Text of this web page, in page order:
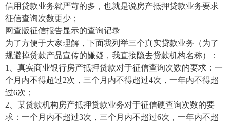
信用贷款业务就严苛的多，也就是说房产抵押贷款业务要求
征信查询次数更少；
网查版征信报告显示的查询记录
为了方便于大家理解，下面我列举三个真实贷款业务（为了
规避掉贷款产品宣传的嫌疑，我直接隐去贷款机构名称）：
1、真实商业银行房产抵押贷款对于征信查询次数的要求：一
个月内不得超过2次，三个月内不得超过4次，一年内不得超
过6次；
2、某贷款机构房产抵押贷款业务对于征信硬查询次数的要
求：一个月内不超过3次，三个月内不超过6次，一年内不超